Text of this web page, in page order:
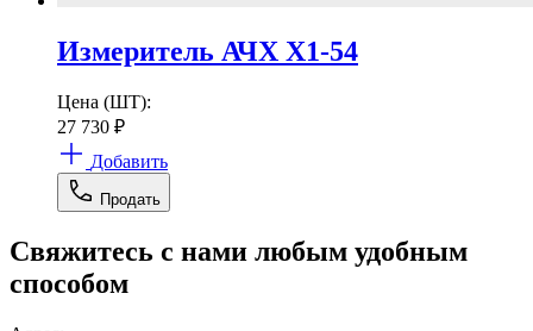
Измеритель АЧХ Х1-54
Цена (ШТ):
27 730 ₽
Добавить
Продать
Свяжитесь с нами любым удобным
способом